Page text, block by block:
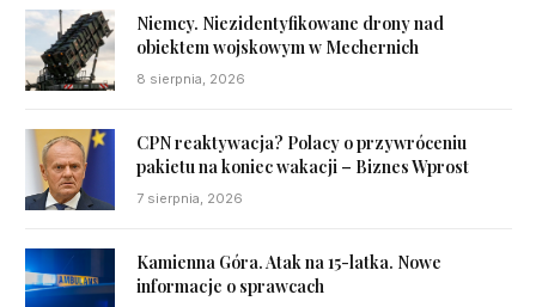
Niemcy. Niezidentyfikowane drony nad
obiektem wojskowym w Mechernich
8 sierpnia, 2026
CPN reaktywacja? Polacy o przywróceniu
pakietu na koniec wakacji – Biznes Wprost
7 sierpnia, 2026
Kamienna Góra. Atak na 15-latka. Nowe
informacje o sprawcach